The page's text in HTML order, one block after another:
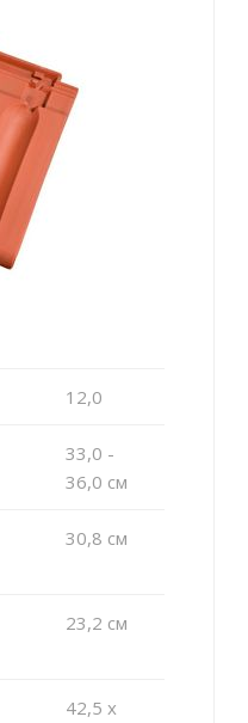
12,0
33,0 -
36,0 см
30,8 см
23,2 см
42,5 x